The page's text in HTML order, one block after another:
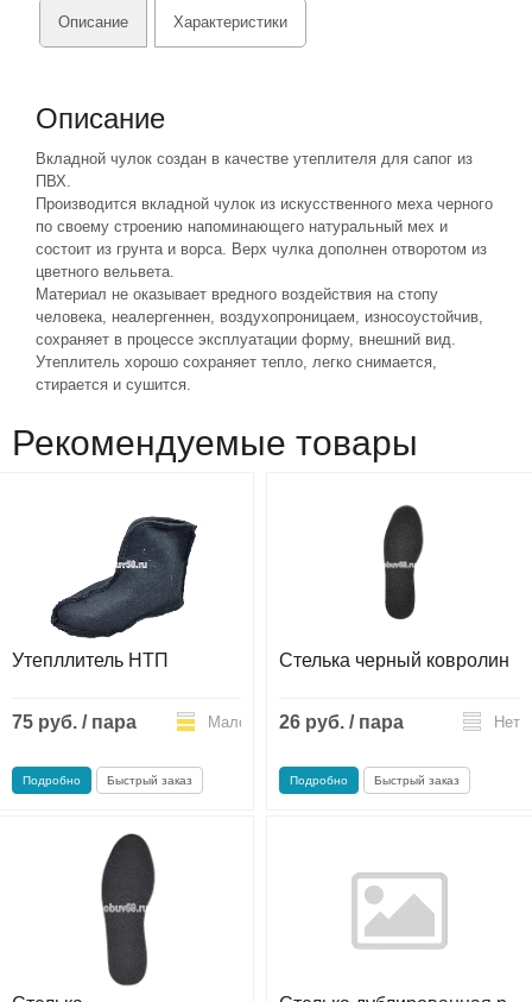
Описание Характеристики
Описание
Вкладной чулок создан в качестве утеплителя для сапог из
ПВХ.
Производится вкладной чулок из искусственного меха черного
по своему строению напоминающего натуральный мех и
состоит из грунта и ворса. Верх чулка дополнен отворотом из
цветного вельвета.
Материал не оказывает вредного воздействия на стопу
человека, неалергеннен, воздухопроницаем, износоустойчив,
сохраняет в процессе эксплуатации форму, внешний вид.
Утеплитель хорошо сохраняет тепло, легко снимается,
стирается и сушится.
Рекомендуемые товары
Утепллитель НТП
75 руб. / пара Мало
Подробно Быстрый заказ
Стелька черный ковролин
26 руб. / пара Нет
Подробно Быстрый заказ